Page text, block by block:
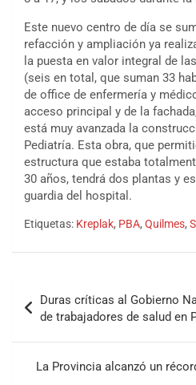
Este nuevo centro de día se
refacción y ampliación ya
la puesta en valor integral de
(seis en total, que suman 33
de office de enfermería y
acceso principal y de la
está muy avanzada la
Pediatría. Esta obra, que
estructura que estaba
30 años, tendrá dos plantas y
guardia del hospital.
Etiquetas: Kreplak, PBA, Quilmes,
Duras críticas al Gobierno
de trabajadores de salud en
La Provincia alcanzó un